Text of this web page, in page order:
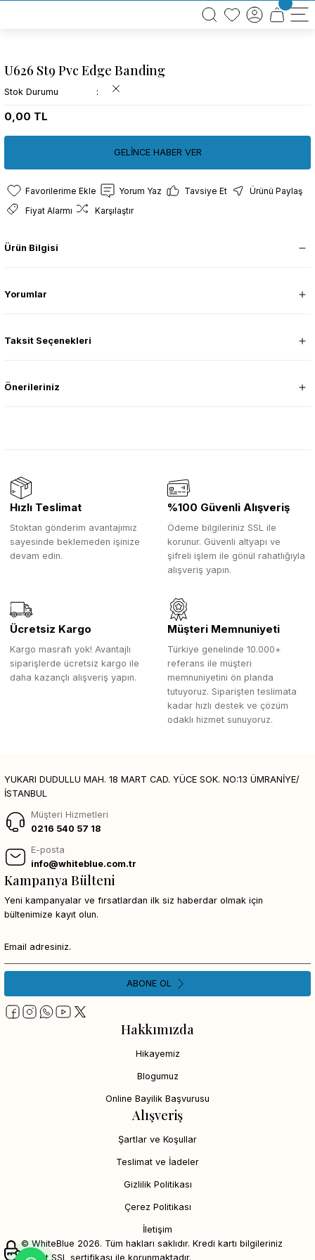
BÜTÜN ALIŞVERİŞLERİNİZDE KARGO BEDAVA!
TÜRKİYE GENELİNDE 10.000 MÜŞTERİ REFERANSI
U626 St9 Pvc Edge Banding
Stok Durumu
0,00 TL
GELİNCE HABER VER
Yorum Yaz Tavsiye Et
Ürünü Paylaş
Fiyat Alarmı
Karşılaştır
Ürün Bilgisi
Yorumlar
Taksit Seçenekleri
Önerileriniz
Hızlı Teslimat
Stoktan gönderim avantajımız
sayesinde beklemeden işinize
devam edin.
%100 Güvenli Alışveriş
Ödeme bilgileriniz SSL ile
korunur. Güvenli altyapı ve
şifreli işlem ile gönül rahatlığıyla
alışveriş yapın.
Ücretsiz Kargo
Kargo masrafı yok! Avantajlı
siparişlerde ücretsiz kargo ile
daha kazançlı alışveriş yapın.
Müşteri Memnuniyeti
Türkiye genelinde 10.000+
referans ile müşteri
memnuniyetini ön planda
tutuyoruz. Siparişten teslimata
kadar hızlı destek ve çözüm
odaklı hizmet sunuyoruz.
YUKARI DUDULLU MAH. 18 MART CAD. YÜCE SOK. NO:13 ÜMRANİYE/
İSTANBUL
Müşteri Hizmetleri
0216 540 57 18
E-posta
info@whiteblue.com.tr
Hakkımızda
Hikayemiz
Blogumuz
Online Bayilik Başvurusu
Alışveriş
Şartlar ve Koşullar
Teslimat ve İadeler
Gizlilik Politikası
Çerez Politikası
İletişim
Kampanya Bülteni
Yeni kampanyalar ve fırsatlardan ilk siz haberdar olmak için
bültenimize kayıt olun.
ABONE OL
© WhiteBlue 2026. Tüm hakları saklıdır. Kredi kartı bilgileriniz
256bit SSL sertifikası ile korunmaktadır.